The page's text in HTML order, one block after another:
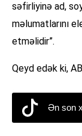
səfirliyinə ad,
məlumatlarını
etməlidir”.
Qeyd edək ki,
Ən son